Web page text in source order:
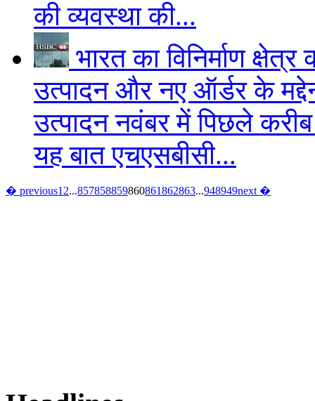
की व्यवस्था की...
भारत का विनिर्माण
उत्पादन और नए ऑर्डर के
उत्पादन नवंबर में पिछले
यह बात एचएसबीसी...
� previous1 2...857858859860861862863...948949next �